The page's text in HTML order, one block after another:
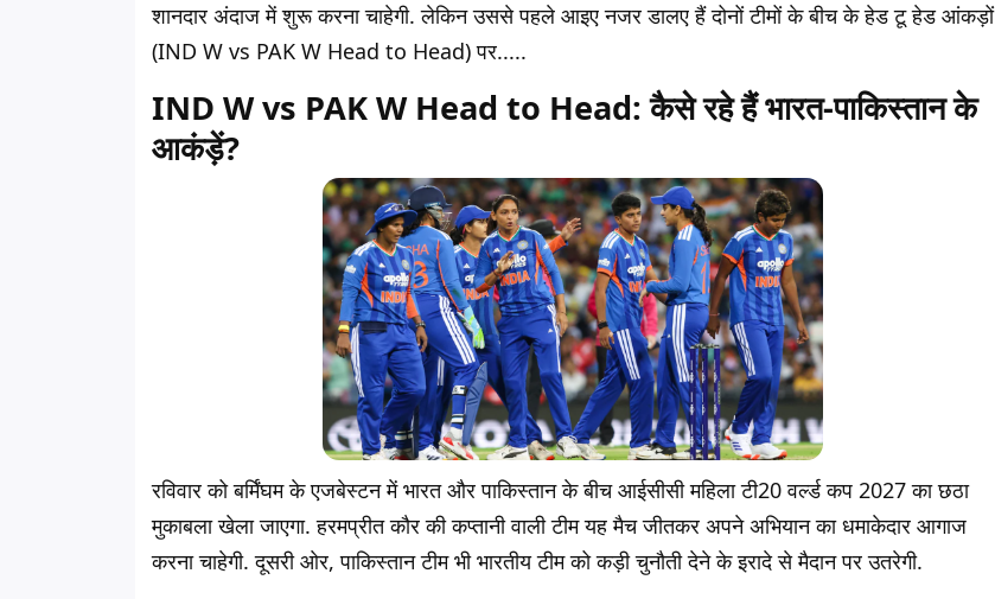
शानदार अंदाज में शुरू करना चाहेगी. लेकिन उससे पहले आइए नजर डालए हैं दोनों टीमों के बीच के हेड टू हेड आंकड़ों
(IND W vs PAK W Head to Head) पर.....
IND W vs PAK W Head to Head: कैसे रहे हैं भारत-पाकिस्तान के
आकंड़ें?
रविवार को बर्मिंघम के एजबेस्टन में भारत और पाकिस्तान के बीच आईसीसी महिला टी20 वर्ल्ड कप 2027 का छठा
मुकाबला खेला जाएगा. हरमप्रीत कौर की कप्तानी वाली टीम यह मैच जीतकर अपने अभियान का धमाकेदार आगाज
करना चाहेगी. दूसरी ओर, पाकिस्तान टीम भी भारतीय टीम को कड़ी चुनौती देने के इरादे से मैदान पर उतरेगी.